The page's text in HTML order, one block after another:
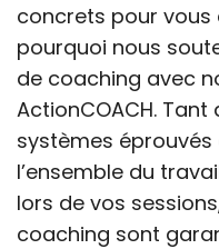
concrets pour vous
pourquoi nous
de coaching avec
ActionCOACH.
systèmes
l’ensemble du
lors de vos
coaching sont